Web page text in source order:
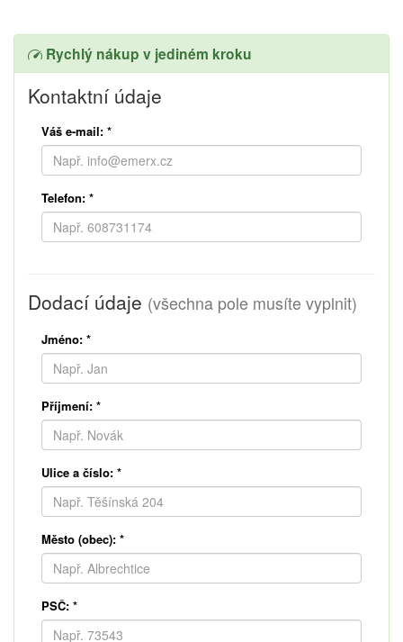
Rychlý nákup v jediném kroku
Kontaktní údaje
Váš e-mail: *
Telefon: *
Dodací údaje (všechna pole musíte vyplnit)
Jméno: *
Příjmení: *
Ulice a číslo: *
Město (obec): *
PSČ: *